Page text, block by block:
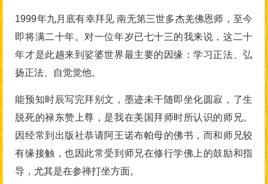
1999年九月底有幸拜见 南无第三世多杰羌佛恩师，至今
即将满二十年。对一位年岁已七十三的我来说，这二十
年才是此趟来到娑婆世界最主要的因缘：学习正法、弘
扬正法、自觉觉他。
能预知时辰写完拜别文，墨迹未干随即坐化圆寂，了生
脱死的禄东赞上尊，是我在美国拜师时所认识的师兄。
因经常到出版社恭请阿王诺布帕母的佛书，而和师兄较
有缘接触，也因此常受到师兄在修行学佛上的鼓励和指
导，尤其是在参禅打坐方面。